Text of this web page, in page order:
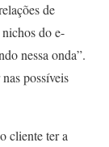
de
do e-
nessa onda”.
possíveis
cliente ter a